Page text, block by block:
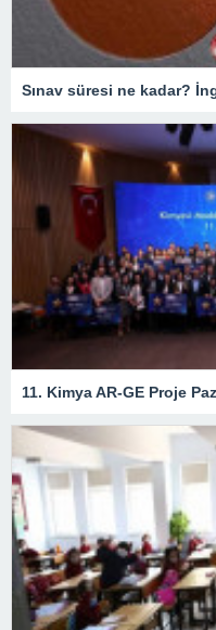
11. Kimya AR-GE Proje